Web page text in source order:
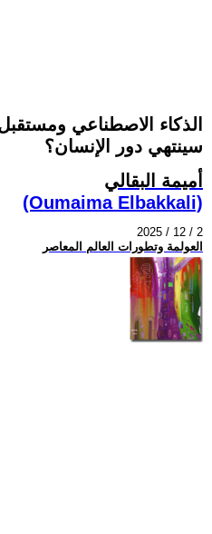
الذكاء الاصطناعي
سينتهي دور الإنسان؟
أميمة البقالي
(Oumaima Elbakkali)
2025 / 12 / 2
العولمة وتطورات العالم المعاصر